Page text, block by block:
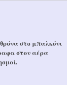
στο μπαλκόνι
στον αέρα